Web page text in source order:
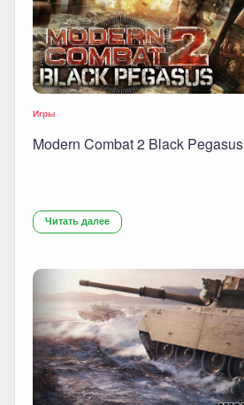
Игры
Modern Combat 2 Black Pegasus
Читать далее